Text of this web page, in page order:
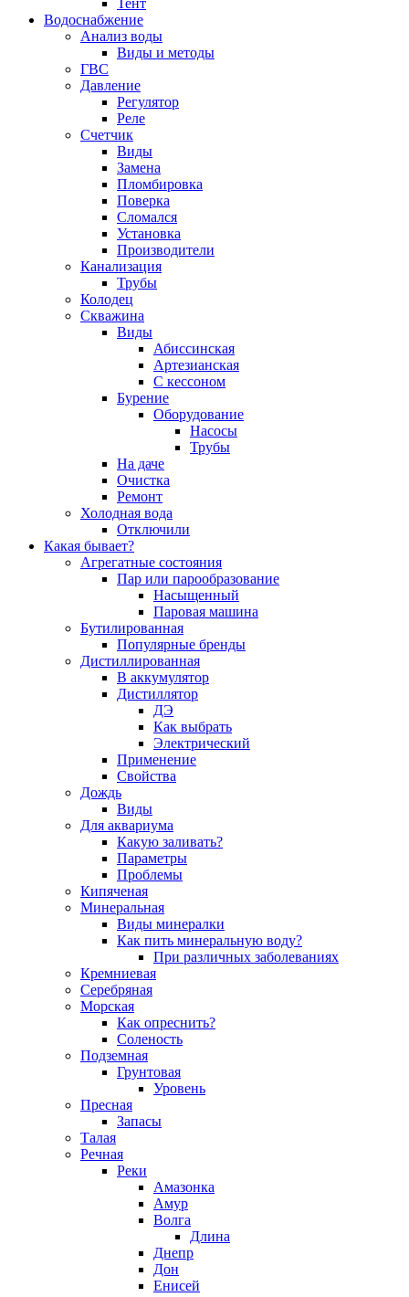
Тент
Водоснабжение
Анализ воды
Виды и методы
ГВС
Давление
Регулятор
Реле
Счетчик
Виды
Замена
Пломбировка
Поверка
Сломался
Установка
Производители
Канализация
Трубы
Колодец
Скважина
Виды
Абиссинская
Артезианская
С кессоном
Бурение
Оборудование
Насосы
Трубы
На даче
Очистка
Ремонт
Холодная вода
Отключили
Какая бывает?
Агрегатные состояния
Пар или парообразование
Насыщенный
Паровая машина
Бутилированная
Популярные бренды
Дистиллированная
В аккумулятор
Дистиллятор
ДЭ
Как выбрать
Электрический
Применение
Свойства
Дождь
Виды
Для аквариума
Какую заливать?
Параметры
Проблемы
Кипяченая
Минеральная
Виды минералки
Как пить минеральную воду?
При различных заболеваниях
Кремниевая
Серебряная
Морская
Как опреснить?
Соленость
Подземная
Грунтовая
Уровень
Пресная
Запасы
Талая
Речная
Реки
Амазонка
Амур
Волга
Длина
Днепр
Дон
Енисей